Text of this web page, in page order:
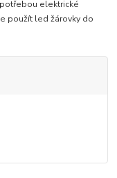
elektrické
použít led žárovky do